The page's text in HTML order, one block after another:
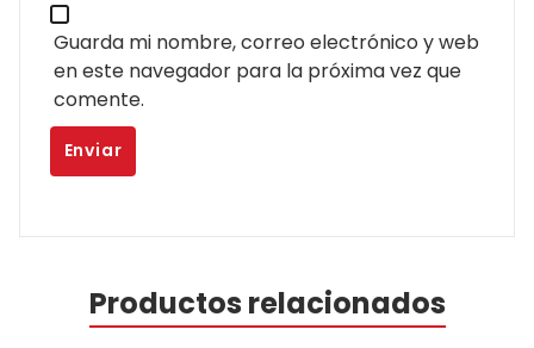
Guarda mi nombre, correo electrónico y web
en este navegador para la próxima vez que
comente.
Productos relacionados